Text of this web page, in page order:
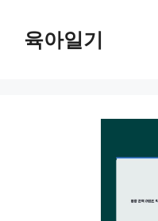
육아일기